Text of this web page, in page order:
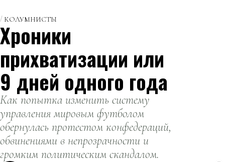
лепке
пельменей
может стоить
10 тысяч
долларов.
КОЛУМНИСТЫ
Хроники
прихватизации или
9 дней одного года
Как попытка изменить систему
управления мировым футболом
обернулась протестом конфедераций,
обвинениями в непрозрачности и
громким политическим скандалом.